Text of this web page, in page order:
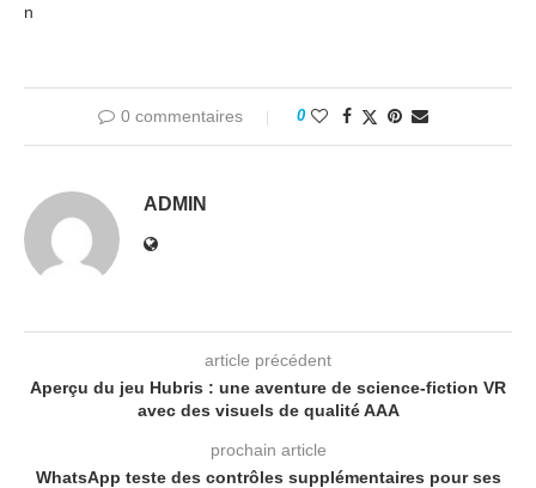
n
0 commentaires 0
ADMIN
article précédent
Aperçu du jeu Hubris : une aventure de science-fiction VR
avec des visuels de qualité AAA
prochain article
WhatsApp teste des contrôles supplémentaires pour ses